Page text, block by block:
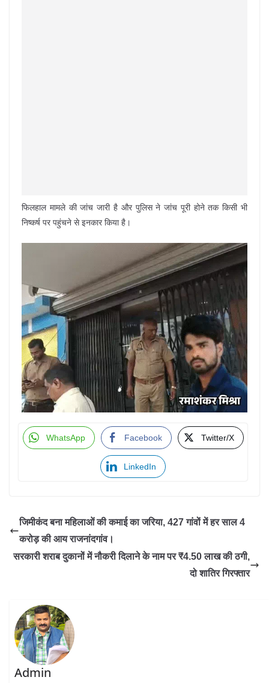
फिलहाल मामले की जांच जारी है और पुलिस ने जांच पूरी होने तक किसी भी
निष्कर्ष पर पहुंचने से इनकार किया है।
WhatsApp Facebook Twitter/X
LinkedIn
जिमीकंद बना महिलाओं की कमाई का जरिया, 427 गांवों में हर साल 4
करोड़ की आय राजनांदगांव।
सरकारी शराब दुकानों में नौकरी दिलाने के नाम पर ₹4.50 लाख की ठगी,
दो शातिर गिरफ्तार
Admin